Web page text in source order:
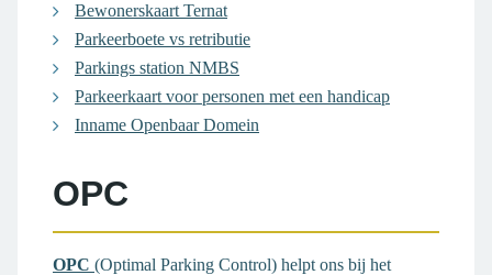
Bewonerskaart Ternat
Parkeerboete vs retributie
Parkings station NMBS
Parkeerkaart voor personen met een handicap
Inname Openbaar Domein
OPC
OPC (Optimal Parking Control) helpt ons bij het